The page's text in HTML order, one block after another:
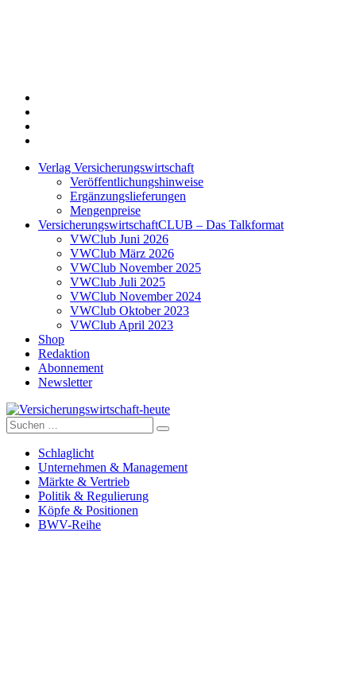
Verlag Versicherungswirtschaft
Veröffentlichungshinweise
Ergänzungslieferungen
Mengenpreise
VersicherungswirtschaftCLUB – Das Talkformat
VWClub Juni 2026
VWClub März 2026
VWClub November 2025
VWClub Juli 2025
VWClub November 2024
VWClub Oktober 2023
VWClub April 2023
Shop
Redaktion
Abonnement
Newsletter
Versicherungswirtschaft-heute
Suche
nach:
Schlaglicht
Unternehmen & Management
Märkte & Vertrieb
Politik & Regulierung
Köpfe & Positionen
BWV-Reihe